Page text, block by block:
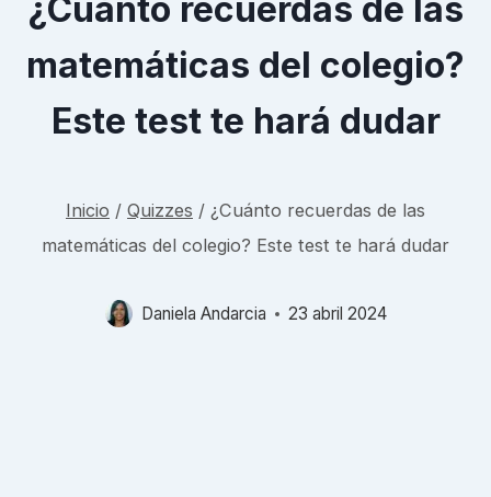
¿Cuánto recuerdas de las
matemáticas del colegio?
Este test te hará dudar
Inicio / Quizzes / ¿Cuánto recuerdas de las
matemáticas del colegio? Este test te hará dudar
Daniela Andarcia 23 abril 2024